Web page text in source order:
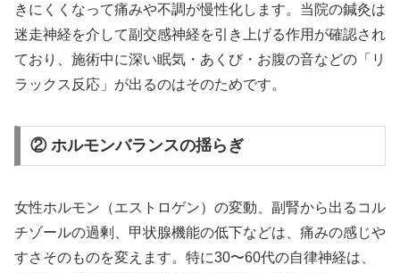
きにくくなって痛みや不調が慢性化します。当院の鍼灸は
迷走神経を介して副交感神経を引き上げる作用が確認され
ており、施術中に深い眠気・あくび・お腹の音などの「リ
ラックス反応」が出るのはそのためです。
② ホルモンバランスの揺らぎ
女性ホルモン（エストロゲン）の変動、副腎から出るコル
チゾールの過剰、甲状腺機能の低下などは、痛みの感じや
すさそのものを変えます。特に30〜60代の自律神経は、